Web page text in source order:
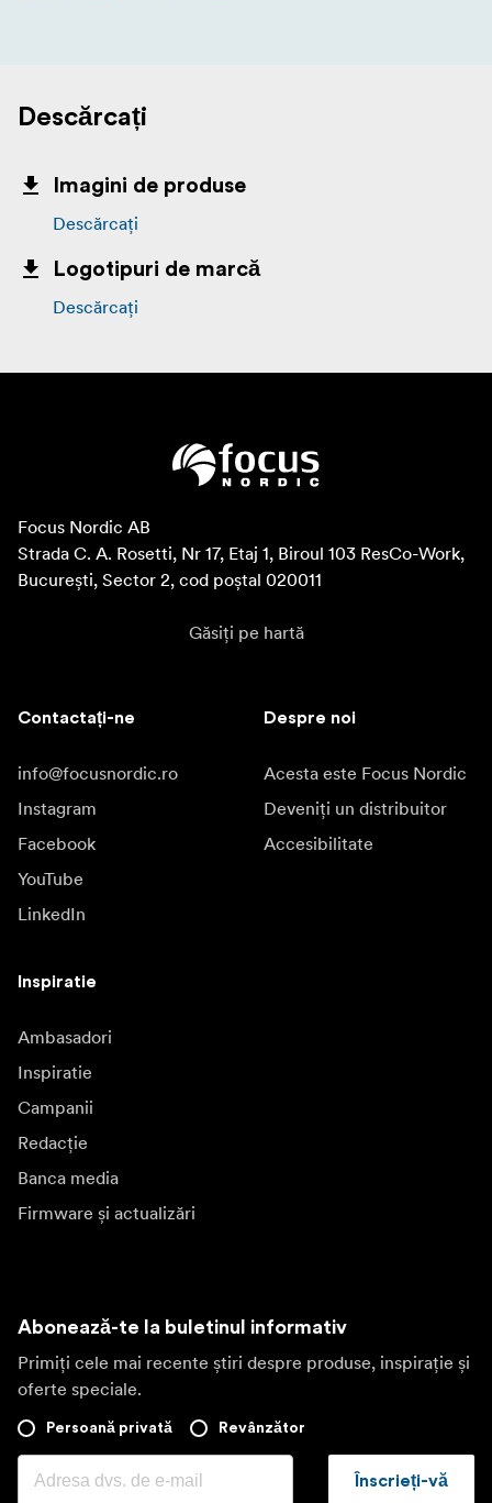
Descărcați
Imagini de produse
Descărcați
Logotipuri de marcă
Descărcați
Focus Nordic AB
Strada C. A. Rosetti, Nr 17, Etaj 1, Biroul 103 ResCo-Work,
București, Sector 2, cod poștal 020011
Găsiți pe hartă
Contactați-ne
info@focusnordic.ro
Instagram
Facebook
YouTube
LinkedIn
Despre noi
Acesta este Focus Nordic
Deveniți un distribuitor
Accesibilitate
Inspiratie
Ambasadori
Inspiratie
Campanii
Redacție
Banca media
Firmware și actualizări
Abonează-te la buletinul informativ
Primiți cele mai recente știri despre produse, inspirație și
oferte speciale.
Persoană privată Revânzător
Înscrieți-vă